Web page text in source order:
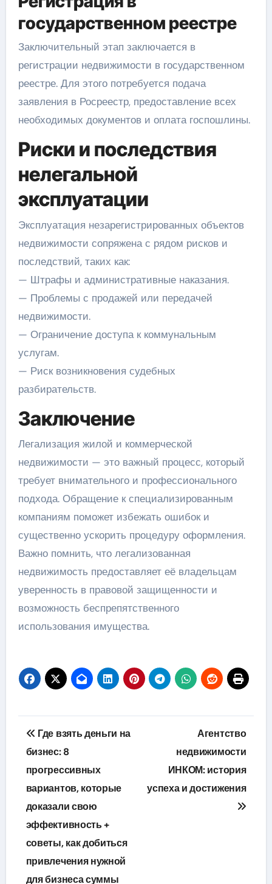
государственном реестре
Заключительный этап заключается в
регистрации недвижимости в государственном
реестре. Для этого потребуется подача
заявления в Росреестр, предоставление всех
необходимых документов и оплата госпошлины.
Риски и последствия
нелегальной
эксплуатации
Эксплуатация незарегистрированных объектов
недвижимости сопряжена с рядом рисков и
последствий, таких как:
— Штрафы и административные наказания.
— Проблемы с продажей или передачей
недвижимости.
— Ограничение доступа к коммунальным
услугам.
— Риск возникновения судебных
разбирательств.
Заключение
Легализация жилой и коммерческой
недвижимости — это важный процесс, который
требует внимательного и профессионального
подхода. Обращение к специализированным
компаниям поможет избежать ошибок и
существенно ускорить процедуру оформления.
Важно помнить, что легализованная
недвижимость предоставляет её владельцам
уверенность в правовой защищенности и
возможность беспрепятственного
использования имущества.
Навигация
по
записям
Где взять деньги на
бизнес: 8
прогрессивных
вариантов, которые
доказали свою
эффективность +
советы, как добиться
привлечения нужной
для бизнеса суммы
Агентство
недвижимости
ИНКОМ: история
успеха и достижения